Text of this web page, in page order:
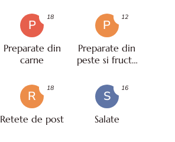
P
Preparate din
carne
18
P
Preparate din
peste si fructe
12
R
Retete de post
18
S
Salate
16